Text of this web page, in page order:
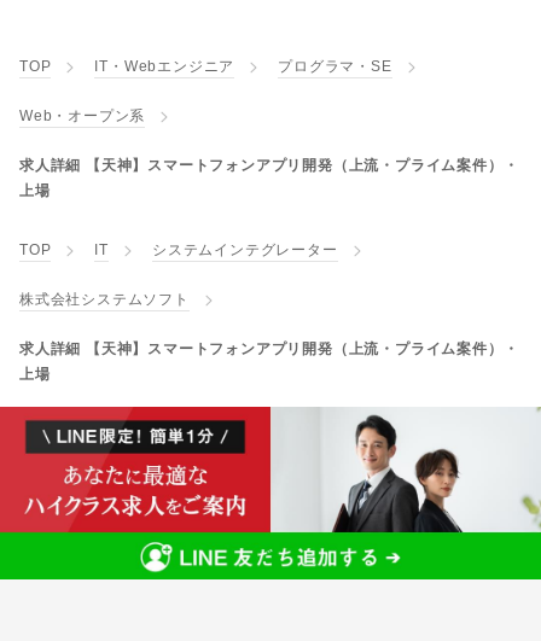
TOP IT・Webエンジニア プログラマ・SE
Web・オープン系
求人詳細 【天神】スマートフォンアプリ開発（上流・プライム案件）・
上場
TOP IT システムインテグレーター
株式会社システムソフト
求人詳細 【天神】スマートフォンアプリ開発（上流・プライム案件）・
上場